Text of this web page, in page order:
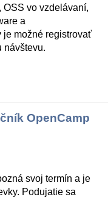
OSS vo vzdelávaní,
a
je možné registrovať
návštevu.
OpenCamp
svoj termín a je
Podujatie sa